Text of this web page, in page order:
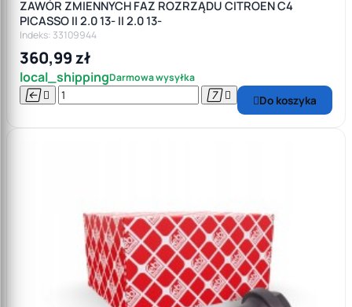
ZAWÓR ZMIENNYCH FAZ ROZRZĄDU CITROEN C4
PICASSO II 2.0 13- II 2.0 13-
Indeks: 33109944
360,99 zł
local_shippingDarmowa wysyłka
    Do koszyka